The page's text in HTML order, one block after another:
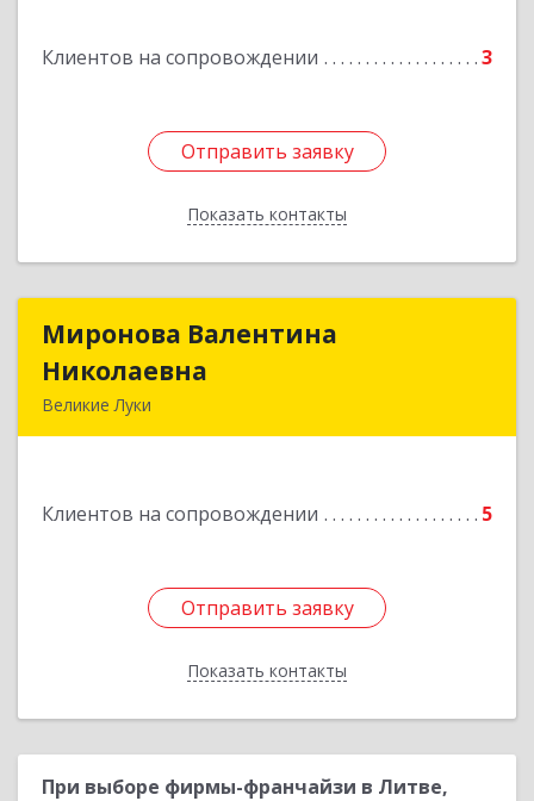
Клиентов на сопровождении 3
Отправить заявку
Показать контакты
Отправить заявку
Назад
Миронова Валентина
Николаевна
Великие Луки
Клиентов на сопровождении 5
Отправить заявку
Показать контакты
Миронова Валентина
Отправить заявку
Назад
При выборе фирмы-франчайзи в Литве,